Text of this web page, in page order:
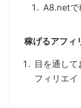
A8.netで
稼げるアフィ
目を通し
フィリエイ